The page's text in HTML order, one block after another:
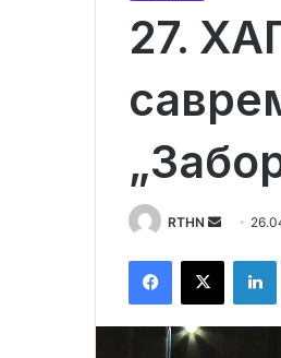
27.
RTHN
Send
email
Facebook
X